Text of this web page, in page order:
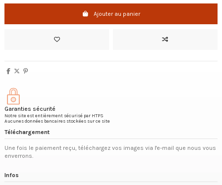
Ajouter au panier
Garanties sécurité
Notre site est entièrement sécurisé par HTPS
Aucunes données bancaires stockées sur ce site
Téléchargement
Une fois le paiement reçu, téléchargez vos images via l'e-mail que nous vous
enverrons.
Infos